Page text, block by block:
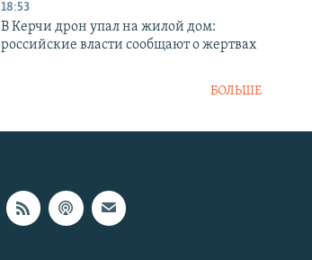
18:53
В Керчи дрон упал на жилой дом:
российские власти сообщают о жертвах
БОЛЬШЕ